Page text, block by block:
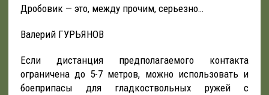
Дробовик — это, между прочим, серьезно…
Валерий ГУРЬЯНОВ
Если дистанция предполагаемого контакта
ограничена до 5-7 метров, можно использовать и
боеприпасы для гладкоствольных ружей с